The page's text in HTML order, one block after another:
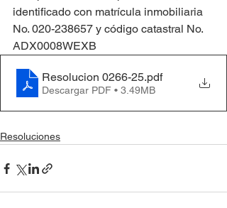
identificado con matrícula inmobiliaria
No. 020-238657 y código catastral No.
ADX0008WEXB
Resolucion 0266-25.pdf
Descargar PDF • 3.49MB
Resoluciones